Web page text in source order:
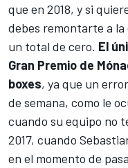
que en 2018, y si
debes remontarte a la
un total de cero. El
Gran Premio de
boxes, ya que un
de semana, como le
cuando su equipo no
2017, cuando
en el momento de